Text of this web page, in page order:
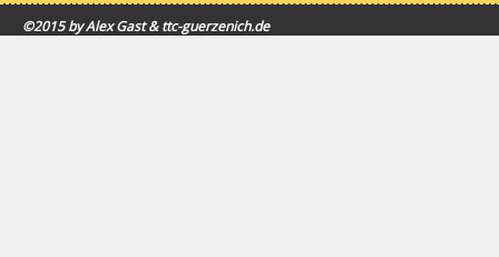
©2015 by Alex Gast & ttc-guerzenich.de